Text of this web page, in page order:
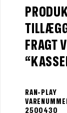
FRAGT
RAN-PLAY
2500430